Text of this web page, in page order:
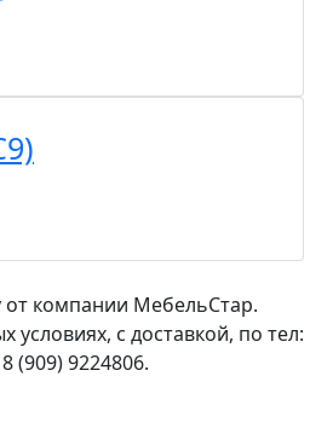
компании МебельСтар.
условиях, с доставкой, по тел:
(909) 9224806.